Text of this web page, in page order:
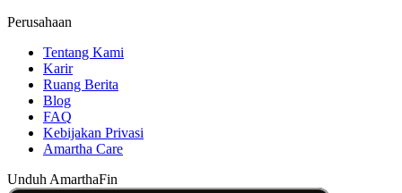
Perusahaan
Tentang Kami
Karir
Ruang Berita
Blog
FAQ
Kebijakan Privasi
Amartha Care
Unduh AmarthaFin